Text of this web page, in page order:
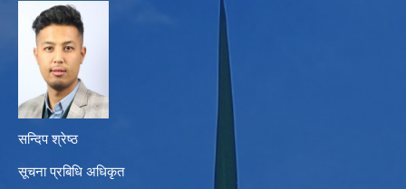
सन्दिप श्रेष्ठ
सूचना प्रबिधि अधिकृत